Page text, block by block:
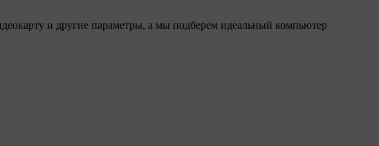
и другие параметры, а мы подберем идеальный компьютер